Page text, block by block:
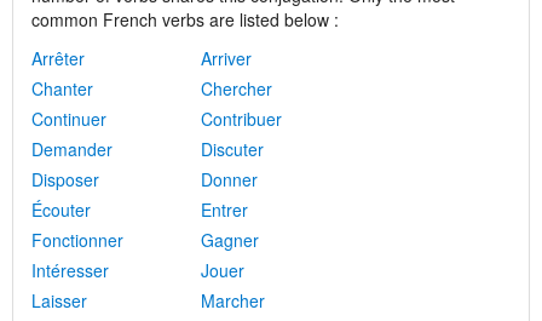
common French verbs are listed below :
Arrêter
Arriver
Chanter
Chercher
Continuer
Contribuer
Demander
Discuter
Disposer
Donner
Écouter
Entrer
Fonctionner
Gagner
Intéresser
Jouer
Laisser
Marcher